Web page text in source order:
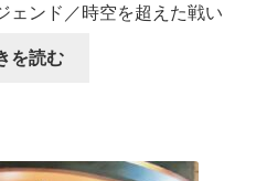
ェンド／時空を超えた戦い
を読む